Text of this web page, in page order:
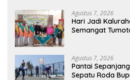
Agustus 7, 2026
Hari Jadi
Semangat
Agustus 7, 2026
Pantai
Sepatu Roda